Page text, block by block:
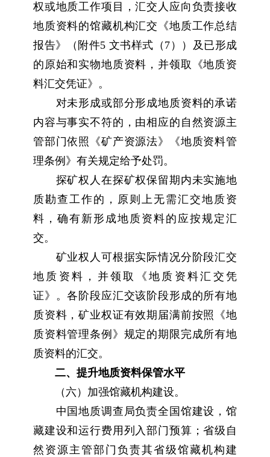
权或地质工作项目，汇交人应向负责接收
地质资料的馆藏机构汇交《地质工作总结
报告》（附件5 文书样式（7））及已形成
的原始和实物地质资料，并领取《地质资
料汇交凭证》。
对未形成或部分形成地质资料的承诺
内容与事实不符的，由相应的自然资源主
管部门依照《矿产资源法》《地质资料管
理条例》有关规定给予处罚。
探矿权人在探矿权保留期内未实施地
质勘查工作的，原则上无需汇交地质资
料，确有新形成地质资料的应按规定汇
交。
矿业权人可根据实际情况分阶段汇交
地质资料，并领取《地质资料汇交凭
证》。各阶段应汇交该阶段形成的所有地
质资料，矿业权证有效期届满前按照《地
质资料管理条例》规定的期限完成所有地
质资料的汇交。
二、提升地质资料保管水平
（六）加强馆藏机构建设。
中国地质调查局负责全国馆建设，馆
藏建设和运行费用列入部门预算；省级自
然资源主管部门负责其省级馆藏机构建